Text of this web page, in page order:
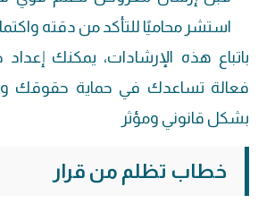
استشر محاميًا للتأكد من دقته
باتباع هذه الإرشادات، يمكنك
فعالة تساعدك في حماية حقوقك
بشكل قانوني ومؤثر
خطاب تظلم من قرار